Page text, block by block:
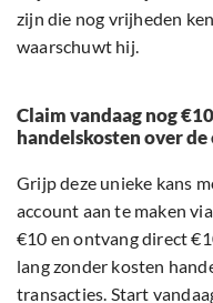
zijn die nog vrijheden
waarschuwt hij.
Claim vandaag nog
handelskosten over
Grijp deze unieke kans
account aan te maken
€10 en ontvang direct
lang zonder kosten
transacties. Start